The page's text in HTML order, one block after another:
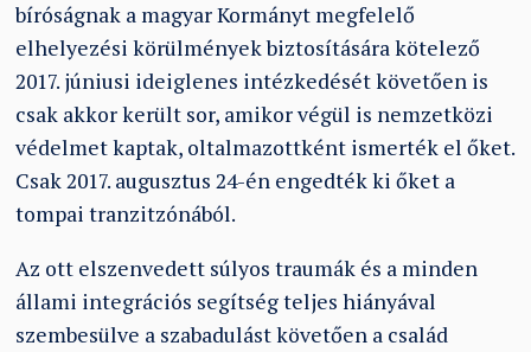
bíróságnak a magyar Kormányt megfelelő
elhelyezési körülmények biztosítására kötelező
2017. júniusi ideiglenes intézkedését követően is
csak akkor került sor, amikor végül is nemzetközi
védelmet kaptak, oltalmazottként ismerték el őket.
Csak 2017. augusztus 24-én engedték ki őket a
tompai tranzitzónából.
Az ott elszenvedett súlyos traumák és a minden
állami integrációs segítség teljes hiányával
szembesülve a szabadulást követően a család